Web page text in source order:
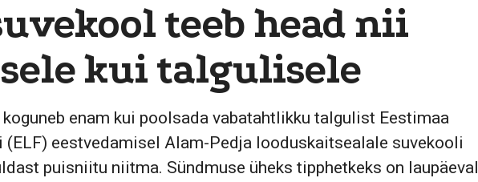
teeb head nii
kui talgulisele
enam kui poolsada vabatahtlikku talgulist Eestimaa
(ELF) eestvedamisel Alam-Pedja looduskaitsealale suvekooli
puisniitu niitma. Sündmuse üheks tipphetkeks on laupäeval